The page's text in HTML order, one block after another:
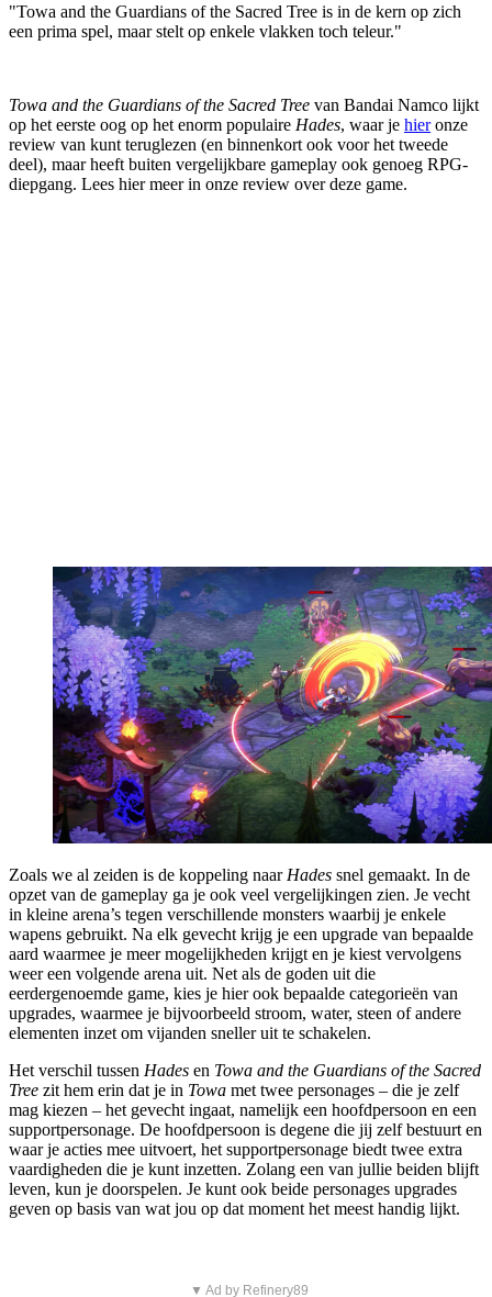
"Towa and the Guardians of the Sacred Tree is in de kern op zich
een prima spel, maar stelt op enkele vlakken toch teleur."
Towa and the Guardians of the Sacred Tree van Bandai Namco lijkt
op het eerste oog op het enorm populaire Hades, waar je hieronze
review van kunt teruglezen (en binnenkort ook voor het tweede
deel), maar heeft buiten vergelijkbare gameplay ook genoeg RPG-
diepgang. Lees hier meer in onze review over deze game.
Zoals we al zeiden is de koppeling naar Hades snel gemaakt. In de
opzet van de gameplay ga je ook veel vergelijkingen zien. Je vecht
in kleine arena’s tegen verschillende monsters waarbij je enkele
wapens gebruikt. Na elk gevecht krijg je een upgrade van bepaalde
aard waarmee je meer mogelijkheden krijgt en je kiest vervolgens
weer een volgende arena uit. Net als de goden uit die
eerdergenoemde game, kies je hier ook bepaalde categorieën van
upgrades, waarmee je bijvoorbeeld stroom, water, steen of andere
elementen inzet om vijanden sneller uit te schakelen.
Het verschil tussen Hades en Towa and the Guardians of the Sacred
Tree zit hem erin dat je in Towa met twee personages – die je zelf
mag kiezen – het gevecht ingaat, namelijk een hoofdpersoon en een
supportpersonage. De hoofdpersoon is degene die jij zelf bestuurt en
waar je acties mee uitvoert, het supportpersonage biedt twee extra
vaardigheden die je kunt inzetten. Zolang een van jullie beiden blijft
leven, kun je doorspelen. Je kunt ook beide personages upgrades
geven op basis van wat jou op dat moment het meest handig lijkt.
▼ Ad by Refinery89